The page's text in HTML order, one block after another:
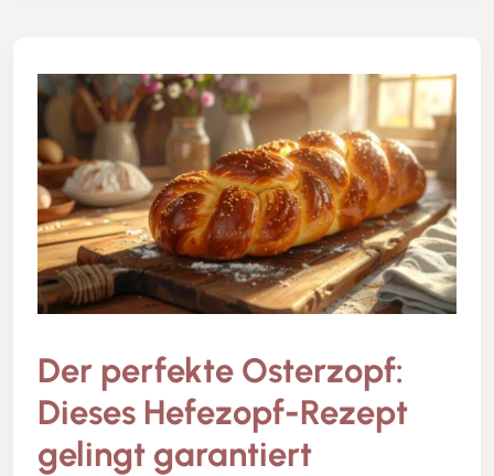
Der perfekte Osterzopf:
Dieses Hefezopf-Rezept
gelingt garantiert